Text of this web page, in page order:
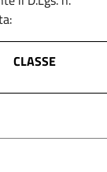
CLASSE